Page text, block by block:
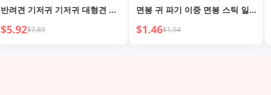
반려견 기저귀 기저귀 대형견 생
리 팬티 위생 패드 강아지 풀업
$5.92$7.89
면봉 귀 파기 이중 면봉 스틱 일
회용 청소 면봉 위생 냅킨
$1.46$1.94